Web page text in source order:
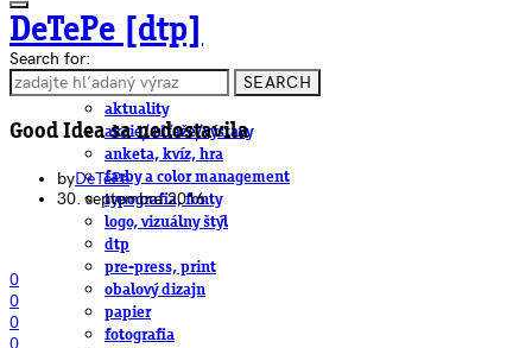
DeTePe [dtp]
ČLÁNKY
aktuality
akcie/súťaže/výstavy
anketa, kvíz, hra
farby a color management
typografia, fonty
logo, vizuálny štýl
dtp
pre-press, print
obalový dizajn
papier
fotografia
Search for:
SEARCH
Good Idea sa nedostavila
byDeTePe
30. septembra 2016
0
0
0
0